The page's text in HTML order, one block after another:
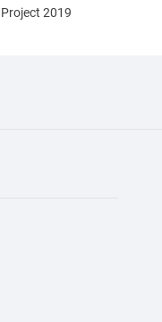
Project 2019